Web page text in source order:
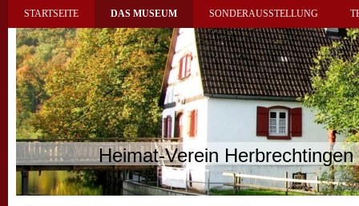
STARTSEITE DAS MUSEUM SONDERAUSSTELLUNG
Heimat-Verein Herbrechtingen